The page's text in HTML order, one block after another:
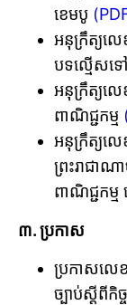
ខេមបូ
អនុក្រឹត្យល
បទល្មើសទៅ
អនុក្រឹត្យលេ
ពាណិជ្ជកម្ម
អនុក្រឹត្យលេ
ព្រះរាជាណ
ពាណិជ្ជកម្
៣. ប្រកាស
ប្រកាសលេ
ច្បាប់ស្តីពីកិច្